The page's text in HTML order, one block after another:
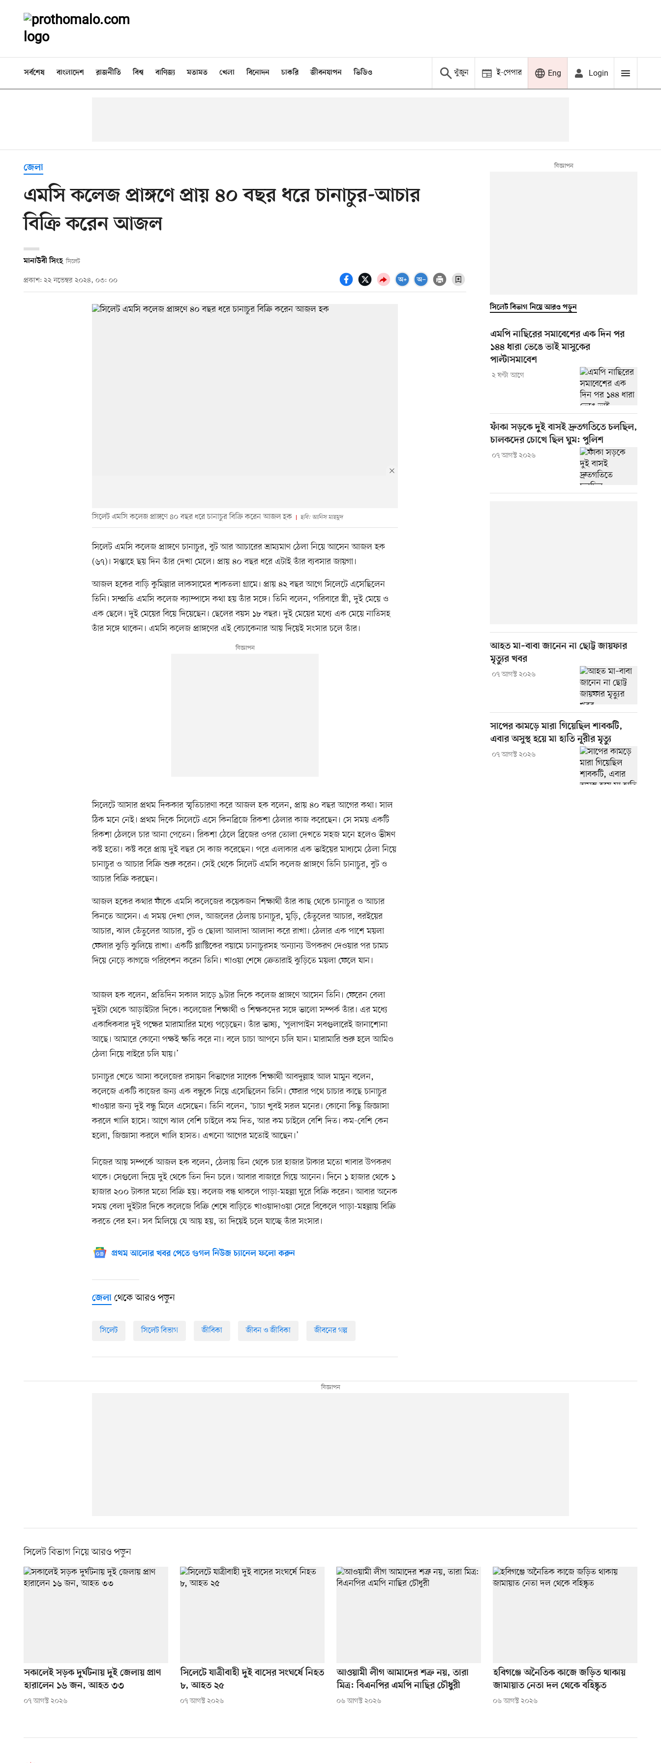
সর্বশেষ বাংলাদেশ রাজনীতি বিশ্ব বাণিজ্য মতামত খেলা বিনোদন চাকরি জীবনযাপন ভিডিও খুঁজুন ই-পেপার Eng Login
জেলা
এমসি কলেজ প্রাঙ্গণে প্রায় ৪০ বছর ধরে চানাচুর-আচার
বিক্রি করেন আজল
মানাউবী সিংহ সিলেট
প্রকাশ: ২২ নভেম্বর ২০২৪, ০৩: ০০
সিলেট এমসি কলেজ প্রাঙ্গণে ৪০ বছর ধরে চানাচুর বিক্রি করেন আজল হক ছবি: আনিস মাহমুদ
সিলেট এমসি কলেজ প্রাঙ্গণে চানাচুর, বুট আর আচারের ভ্রাম্যমাণ ঠেলা নিয়ে আসেন আজল হক
(৬৭)। সপ্তাহে ছয় দিন তাঁর দেখা মেলে। প্রায় ৪০ বছর ধরে এটাই তাঁর ব্যবসার জায়গা।
আজল হকের বাড়ি কুমিল্লার লাকসামের শাকতলা গ্রামে। প্রায় ৪২ বছর আগে সিলেটে এসেছিলেন
তিনি। সম্প্রতি এমসি কলেজ ক্যাম্পাসে কথা হয় তাঁর সঙ্গে। তিনি বলেন, পরিবারে স্ত্রী, দুই মেয়ে ও
এক ছেলে। দুই মেয়ের বিয়ে দিয়েছেন। ছেলের বয়স ১৮ বছর। দুই মেয়ের মধ্যে এক মেয়ে নাতিসহ
তাঁর সঙ্গে থাকেন। এমসি কলেজ প্রাঙ্গণের এই বেচাকেনার আয় দিয়েই সংসার চলে তাঁর।
সিলেটে আসার প্রথম দিককার স্মৃতিচারণা করে আজল হক বলেন, প্রায় ৪০ বছর আগের কথা। সাল
ঠিক মনে নেই। প্রথম দিকে সিলেটে এসে কিনব্রিজে রিকশা ঠেলার কাজ করেছেন। সে সময় একটি
রিকশা ঠেললে চার আনা পেতেন। রিকশা ঠেলে ব্রিজের ওপর তোলা দেখতে সহজ মনে হলেও ভীষণ
কষ্ট হতো। কষ্ট করে প্রায় দুই বছর সে কাজ করেছেন। পরে এলাকার এক ভাইয়ের মাধ্যমে ঠেলা নিয়ে
চানাচুর ও আচার বিক্রি শুরু করেন। সেই থেকে সিলেট এমসি কলেজ প্রাঙ্গণে তিনি চানাচুর, বুট ও
আচার বিক্রি করছেন।
আজল হকের কথার ফাঁকে এমসি কলেজের কয়েকজন শিক্ষার্থী তাঁর কাছ থেকে চানাচুর ও আচার
কিনতে আসেন। এ সময় দেখা গেল, আজলের ঠেলায় চানাচুর, মুড়ি, তেঁতুলের আচার, বরইয়ের
আচার, ঝাল তেঁতুলের আচার, বুট ও ছোলা আলাদা আলাদা করে রাখা। ঠেলার এক পাশে ময়লা
ফেলার ঝুড়ি ঝুলিয়ে রাখা। একটি প্লাস্টিকের বয়ামে চানাচুরসহ অন্যান্য উপকরণ দেওয়ার পর চামচ
দিয়ে নেড়ে কাগজে পরিবেশন করেন তিনি। খাওয়া শেষে ক্রেতারাই ঝুড়িতে ময়লা ফেলে যান।
আজল হক বলেন, প্রতিদিন সকাল সাড়ে ৯টার দিকে কলেজ প্রাঙ্গণে আসেন তিনি। ফেরেন বেলা
দুইটা থেকে আড়াইটার দিকে। কলেজের শিক্ষার্থী ও শিক্ষকদের সঙ্গে ভালো সম্পর্ক তাঁর। এর মধ্যে
একাধিকবার দুই পক্ষের মারামারির মধ্যে পড়েছেন। তাঁর ভাষ্য, ‘পুলাপাইন সবগুলারেই জানাশোনা
আছে। আমারে কোনো পক্ষই ক্ষতি করে না। বলে চাচা আপনে চলি যান। মারামারি শুরু হলে আমিও
ঠেলা নিয়ে বাইরে চলি যায়।’
চানাচুর খেতে আসা কলেজের রসায়ন বিভাগের সাবেক শিক্ষার্থী আবদুল্লাহ আল মামুন বলেন,
কলেজে একটি কাজের জন্য এক বন্ধুকে নিয়ে এসেছিলেন তিনি। ফেরার পথে চাচার কাছে চানাচুর
খাওয়ার জন্য দুই বন্ধু মিলে এসেছেন। তিনি বলেন, ‘চাচা খুবই সরল মনের। কোনো কিছু জিজ্ঞাসা
করলে খালি হাসে। আগে ঝাল বেশি চাইলে কম দিত, আর কম চাইলে বেশি দিত। কম-বেশি কেন
হলো, জিজ্ঞাসা করলে খালি হাসত। এখনো আগের মতোই আছেন।’
নিজের আয় সম্পর্কে আজল হক বলেন, ঠেলায় তিন থেকে চার হাজার টাকার মতো খাবার উপকরণ
থাকে। সেগুলো দিয়ে দুই থেকে তিন দিন চলে। আবার বাজারে গিয়ে আনেন। দিনে ১ হাজার থেকে ১
হাজার ২০০ টাকার মতো বিক্রি হয়। কলেজ বন্ধ থাকলে পাড়া-মহল্লা ঘুরে বিক্রি করেন। আবার অনেক
সময় বেলা দুইটার দিকে কলেজে বিক্রি শেষে বাড়িতে খাওয়াদাওয়া সেরে বিকেলে পাড়া-মহল্লায় বিক্রি
করতে বের হন। সব মিলিয়ে যে আয় হয়, তা দিয়েই চলে যাচ্ছে তাঁর সংসার।
প্রথম আলোর খবর পেতে গুগল নিউজ চ্যানেল ফলো করুন
জেলা থেকে আরও পড়ুন
সিলেট সিলেট বিভাগ জীবিকা জীবন ও জীবিকা জীবনের গল্প
সিলেট বিভাগ নিয়ে আরও পড়ুন
এমপি নাছিরের সমাবেশের এক দিন পর
১৪৪ ধারা ভেঙে ভাই মাসুকের
পাল্টাসমাবেশ
২ ঘণ্টা আগে
ফাঁকা সড়কে দুই বাসই দ্রুতগতিতে চলছিল,
চালকদের চোখে ছিল ঘুম: পুলিশ
০৭ আগস্ট ২০২৬
আহত মা–বাবা জানেন না ছোট্ট জায়ফার
মৃত্যুর খবর
০৭ আগস্ট ২০২৬
সাপের কামড়ে মারা গিয়েছিল শাবকটি,
এবার অসুস্থ হয়ে মা হাতি নূরীর মৃত্যু
০৭ আগস্ট ২০২৬
সিলেট বিভাগ নিয়ে আরও পড়ুন
সকালেই সড়ক দুর্ঘটনায় দুই জেলায় প্রাণ
হারালেন ১৬ জন, আহত ৩৩
০৭ আগস্ট ২০২৬
সিলেটে যাত্রীবাহী দুই বাসের সংঘর্ষে নিহত
৮, আহত ২৫
০৭ আগস্ট ২০২৬
আওয়ামী লীগ আমাদের শত্রু নয়, তারা
মিত্র: বিএনপির এমপি নাছির চৌধুরী
০৬ আগস্ট ২০২৬
হবিগঞ্জে অনৈতিক কাজে জড়িত থাকায়
জামায়াত নেতা দল থেকে বহিষ্কৃত
০৬ আগস্ট ২০২৬